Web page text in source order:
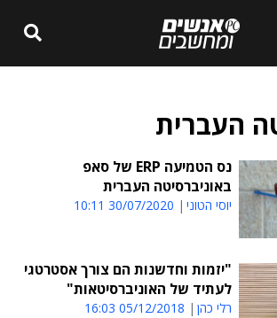
העברית
נס הטמיעה ERP של סאפ
באוניברסיטה העברית
יוסי הטוני 30/07/2020 10:11
"יזמות וחדשנות הם צורך אסטרטגי
לעתיד של האוניברסיטאות"
רלי כהן 05/12/2018 16:03